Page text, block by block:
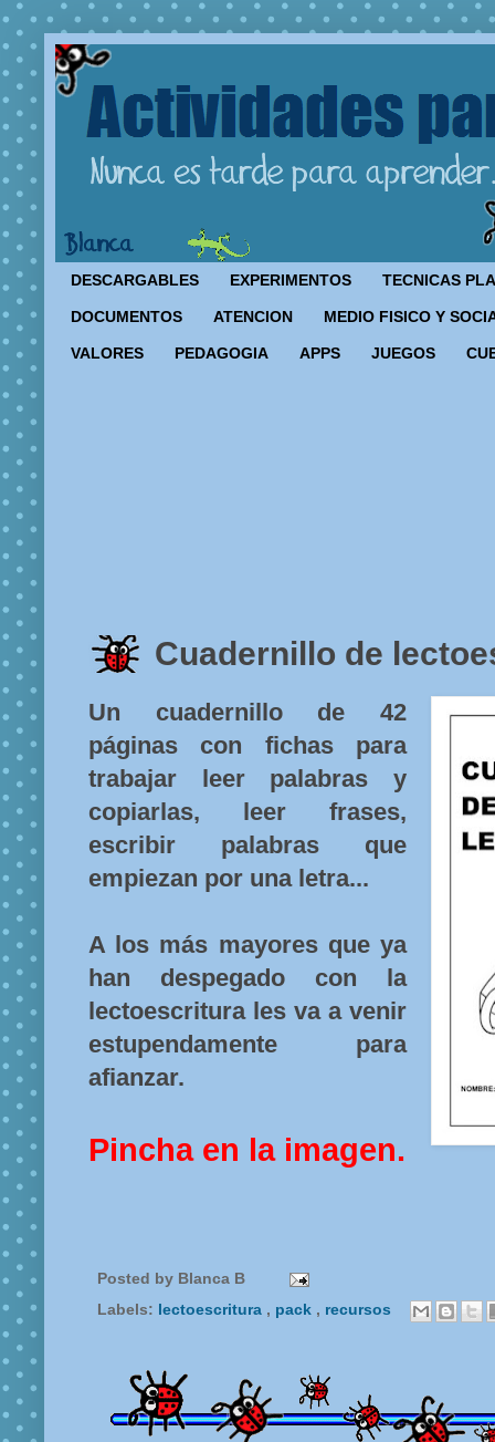
DESCARGABLES EXPERIMENTOS TECNICAS
DOCUMENTOS ATENCION MEDIO FISICO Y
VALORES PEDAGOGIA APPS JUEGOS
Cuadernillo de
Un cuadernillo de 42
páginas con fichas para
trabajar leer palabras y
copiarlas, leer frases,
escribir palabras que
empiezan por una letra...
A los más mayores que ya
han despegado con la
lectoescritura les va a venir
estupendamente para
afianzar.
Pincha en la imagen.
Posted by Blanca B
Labels: lectoescritura , pack , recursos